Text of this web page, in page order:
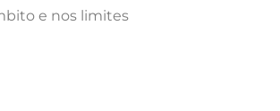
e nos limites